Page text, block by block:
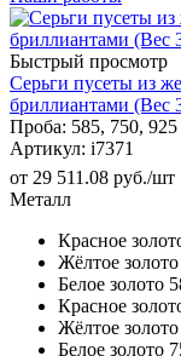
Быстрый просмотр
Серьги пусеты из
бриллиантами (Вес
Проба: 585, 750, 925
Артикул: i7371
от 29 511.08 руб./шт
Металл
Красное
Жёлтое
Белое золото
Красное
Жёлтое
Белое золото